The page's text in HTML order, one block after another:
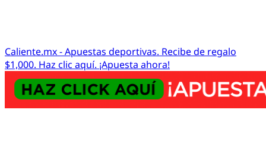
Caliente.mx - Apuestas deportivas. Recibe de regalo
$1,000. Haz clic aquí. ¡Apuesta ahora!